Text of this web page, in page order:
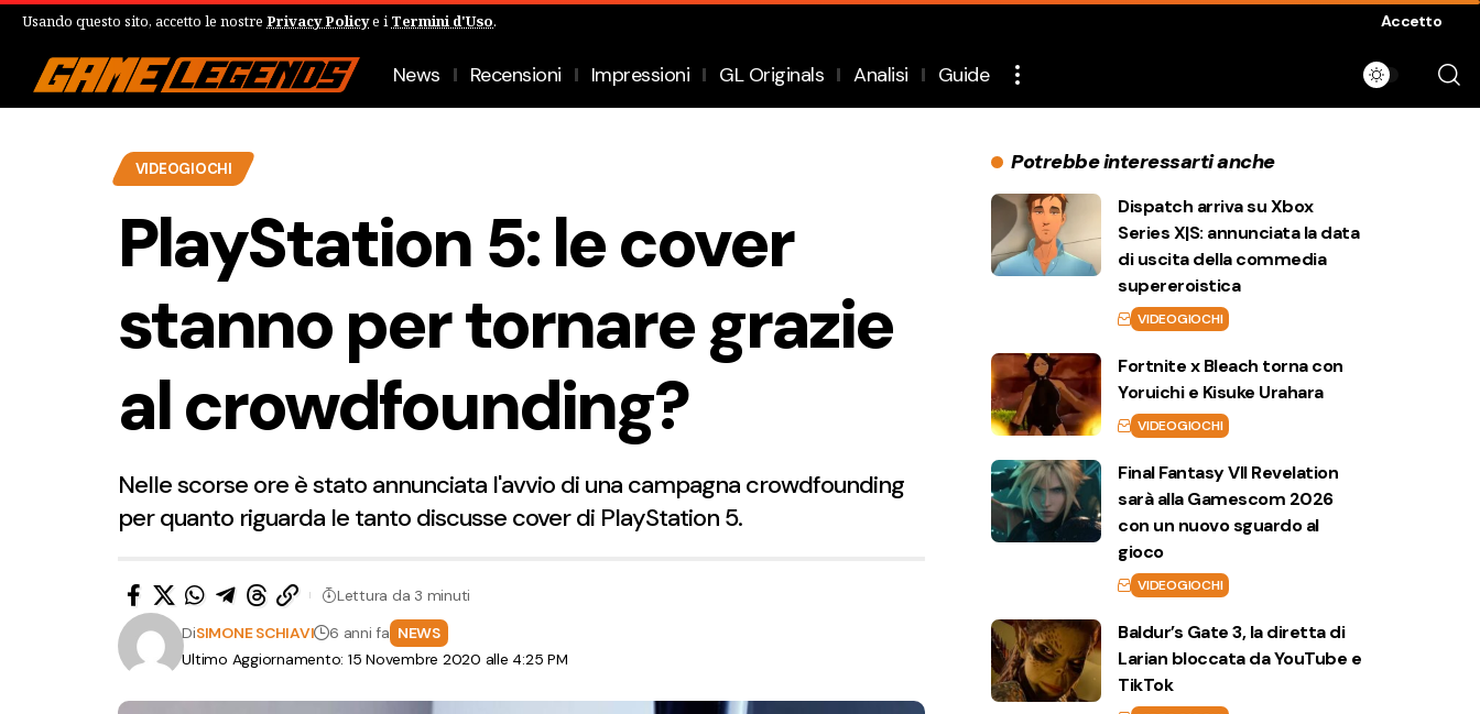
Usando questo sito, accetto le nostre Privacy Policye i Termini d'Uso. Accetto
News Recensioni Impressioni GL Originals Analisi Guide
VIDEOGIOCHI
PlayStation 5: le cover
stanno per tornare grazie
al crowdfounding?
Nelle scorse ore è stato annunciata l'avvio di una campagna crowdfounding
per quanto riguarda le tanto discusse cover di PlayStation 5.
Ultimo Aggiornamento: 15 Novembre 2020 alle 4:25 PM
DiSIMONE SCHIAVI 6 anni fa NEWS
Lettura da 3 minuti
Potrebbe interessarti anche
Dispatch arriva su Xbox
Series X|S: annunciata la data
di uscita della commedia
supereroistica
VIDEOGIOCHI
Fortnite x Bleach torna con
Yoruichi e Kisuke Urahara
VIDEOGIOCHI
Final Fantasy VII Revelation
sarà alla Gamescom 2026
con un nuovo sguardo al
gioco
VIDEOGIOCHI
Baldur’s Gate 3, la diretta di
Larian bloccata da YouTube e
TikTok